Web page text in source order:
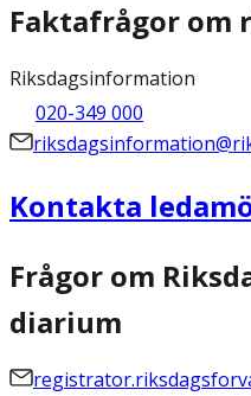
Faktafrågor om
Riksdagsinformation
020-349 000
Kontakta
Frågor om
diarium